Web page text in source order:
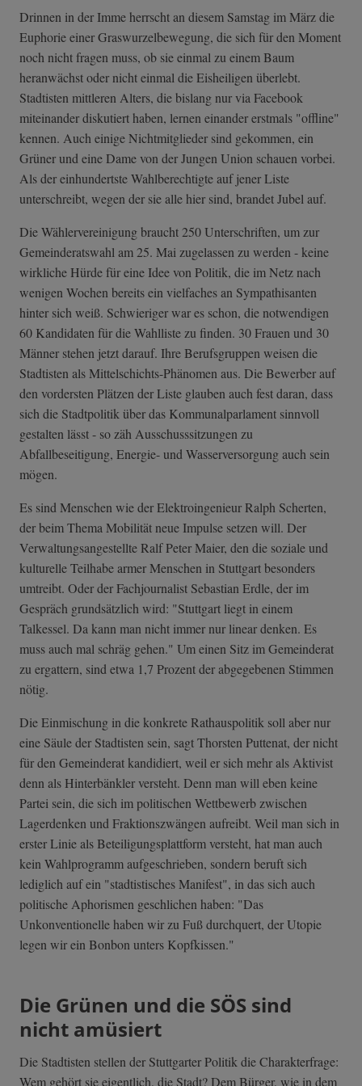
Drinnen in der Imme herrscht an diesem Samstag im März die
Euphorie einer Graswurzelbewegung, die sich für den Moment
noch nicht fragen muss, ob sie einmal zu einem Baum
heranwächst oder nicht einmal die Eisheiligen überlebt.
Stadtisten mittleren Alters, die bislang nur via Facebook
miteinander diskutiert haben, lernen einander erstmals "offline"
kennen. Auch einige Nichtmitglieder sind gekommen, ein
Grüner und eine Dame von der Jungen Union schauen vorbei.
Als der einhundertste Wahlberechtigte auf jener Liste
unterschreibt, wegen der sie alle hier sind, brandet Jubel auf.
Die Wählervereinigung braucht 250 Unterschriften, um zur
Gemeinderatswahl am 25. Mai zugelassen zu werden - keine
wirkliche Hürde für eine Idee von Politik, die im Netz nach
wenigen Wochen bereits ein vielfaches an Sympathisanten
hinter sich weiß. Schwieriger war es schon, die notwendigen
60 Kandidaten für die Wahlliste zu finden. 30 Frauen und 30
Männer stehen jetzt darauf. Ihre Berufsgruppen weisen die
Stadtisten als Mittelschichts-Phänomen aus. Die Bewerber auf
den vordersten Plätzen der Liste glauben auch fest daran, dass
sich die Stadtpolitik über das Kommunalparlament sinnvoll
gestalten lässt - so zäh Ausschusssitzungen zu
Abfallbeseitigung, Energie- und Wasserversorgung auch sein
mögen.
Es sind Menschen wie der Elektroingenieur Ralph Scherten,
der beim Thema Mobilität neue Impulse setzen will. Der
Verwaltungsangestellte Ralf Peter Maier, den die soziale und
kulturelle Teilhabe armer Menschen in Stuttgart besonders
umtreibt. Oder der Fachjournalist Sebastian Erdle, der im
Gespräch grundsätzlich wird: "Stuttgart liegt in einem
Talkessel. Da kann man nicht immer nur linear denken. Es
muss auch mal schräg gehen." Um einen Sitz im Gemeinderat
zu ergattern, sind etwa 1,7 Prozent der abgegebenen Stimmen
nötig.
Die Einmischung in die konkrete Rathauspolitik soll aber nur
eine Säule der Stadtisten sein, sagt Thorsten Puttenat, der nicht
für den Gemeinderat kandidiert, weil er sich mehr als Aktivist
denn als Hinterbänkler versteht. Denn man will eben keine
Partei sein, die sich im politischen Wettbewerb zwischen
Lagerdenken und Fraktionszwängen aufreibt. Weil man sich in
erster Linie als Beteiligungsplattform versteht, hat man auch
kein Wahlprogramm aufgeschrieben, sondern beruft sich
lediglich auf ein "stadtistisches Manifest", in das sich auch
politische Aphorismen geschlichen haben: "Das
Unkonventionelle haben wir zu Fuß durchquert, der Utopie
legen wir ein Bonbon unters Kopfkissen."
Die Grünen und die SÖS sind
nicht amüsiert
Die Stadtisten stellen der Stuttgarter Politik die Charakterfrage:
Wem gehört sie eigentlich, die Stadt? Dem Bürger, wie in dem